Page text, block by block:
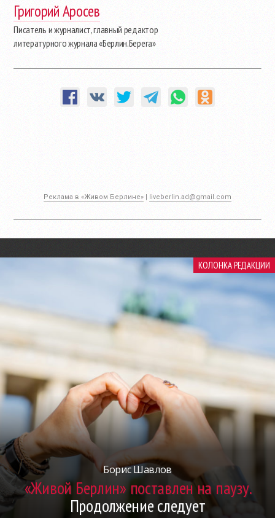
Григорий Аросев
Писатель и журналист, главный редактор
литературного журнала «Берлин.Берега»
Реклама в «Живом Берлине» | liveberlin.ad@gmail.com
КОЛОНКА РЕДАКЦИИ
Борис Шавлов
«Живой Берлин» поставлен на паузу.
Продолжение следует